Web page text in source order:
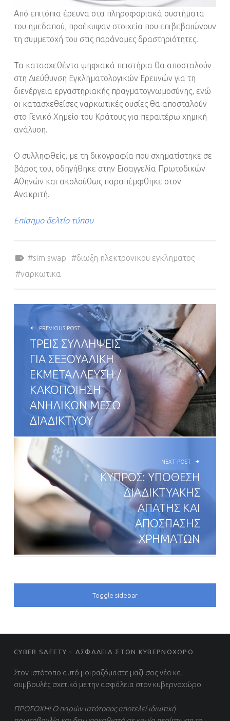
Από επιτόπια έρευνα στα πληροφοριακά συστήματα
του ημεδαπού, προέκυψαν στοιχεία που επιβεβαιώνουν
τη συμμετοχή του στις παράνομες δραστηριότητες.
Τα κατασχεθέντα ψηφιακά πειστήρια θα αποσταλούν
στη Διεύθυνση Εγκληματολογικών Ερευνών για τη
διενέργεια εργαστηριακής πραγματογνωμοσύνης, ενώ
οι κατασχεθείσες ναρκωτικές ουσίες θα αποσταλούν
στο Γενικό Χημείο του Κράτους για περαιτέρω χημική
ανάλυση.
Ο συλληφθείς, με τη δικογραφία που σχηματίστηκε σε
βάρος του, οδηγήθηκε στην Εισαγγελία Πρωτοδικών
Αθηνών και ακολούθως παραπέμφθηκε στον
Ανακριτή.
Επίσημο δελτίο τύπου
sim swap
διωξη ηλεκτρονικου εγκληματος
ναρκωτικα
POST NAVIGATION
PREVIOUS POST
ΤΡΕΙΣ ΣΥΛΛΗΨΕΙΣ
ΓΙΑ ΣΕΞΟΥΑΛΙΚΗ
ΕΚΜΕΤΑΛΛΕΥΣΗ /
ΚΑΚΟΠΟΙΗΣΗ
ΑΝΗΛΙΚΩΝ ΜΕΣΩ
ΔΙΑΔΙΚΤΥΟΥ
NEXT POST
ΚΥΠΡΟΣ: ΥΠΟΘΕΣΗ
ΔΙΑΔΙΚΤΥΑΚΗΣ
ΑΠΑΤΗΣ ΚΑΙ
ΑΠΟΣΠΑΣΗΣ
ΧΡΗΜΑΤΩΝ
SIDEBAR
Toggle sidebar
FOOTER SIDEBAR
CYBER SAFETY – ΑΣΦΑΛΕΙΑ ΣΤΟΝ ΚΥΒΕΡΝΟΧΩΡΟ
Στον ιστότοπο αυτό μοιραζόμαστε μαζί σας νέα και
συμβουλές σχετικά με την ασφάλεια στον κυβερνοχώρο.
ΠΡΟΣΟΧΗ! Ο παρών ιστότοπος αποτελεί ιδιωτική